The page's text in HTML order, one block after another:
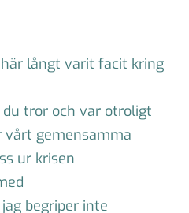
långt varit facit kring
tror och var otroligt
gemensamma
ur krisen
begriper inte